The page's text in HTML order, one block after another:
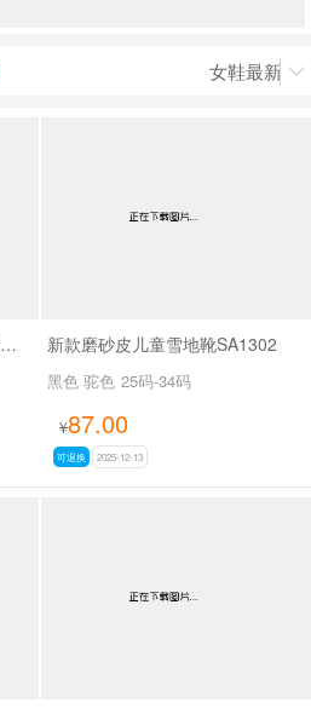
女鞋最新上

新款Baby磨砂皮柔软舒适雪地靴SA9128 新款磨砂皮儿童雪地靴SA1302
黑色 驼色 25码-34码
¥87.00
可退换 2025-12-13